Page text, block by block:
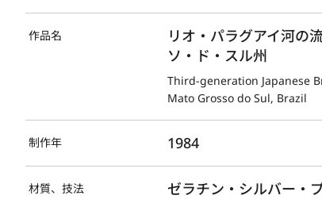
作品名
リオ・パラグアイ河の
ソ・ド・スル州
Third-generation Japanese
Mato Grosso do Sul, Brazil
制作年 1984
材質、技法 ゼラチン・シルバー・